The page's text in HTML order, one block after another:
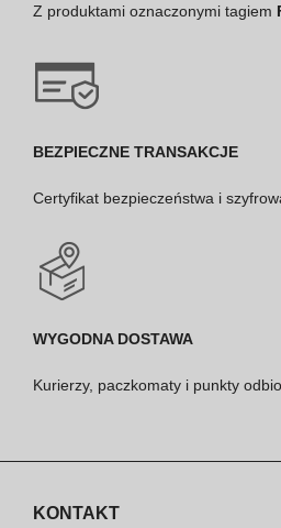
Z produktami oznaczonymi tagiem
BEZPIECZNE TRANSAKCJE
Certyfikat bezpieczeństwa i
WYGODNA DOSTAWA
Kurierzy, paczkomaty i punkty
KONTAKT